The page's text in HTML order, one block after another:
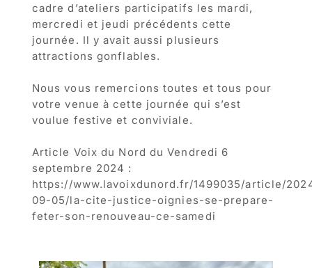
cadre d’ateliers participatifs les mardi,
mercredi et jeudi précédents cette
journée. Il y avait aussi plusieurs
attractions gonflables.
Nous vous remercions toutes et tous pour
votre venue à cette journée qui s’est
voulue festive et conviviale.
Article Voix du Nord du Vendredi 6
septembre 2024 :
https://www.lavoixdunord.fr/1499035/article/
09-05/la-cite-justice-oignies-se-prepare-
feter-son-renouveau-ce-samedi